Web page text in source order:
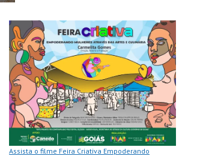
Assista o filme Feira Criativa Empoderando